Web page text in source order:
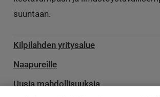
suuntaan.
Kilpilahden yritysalue
Naapureille
Uusia mahdollisuuksia